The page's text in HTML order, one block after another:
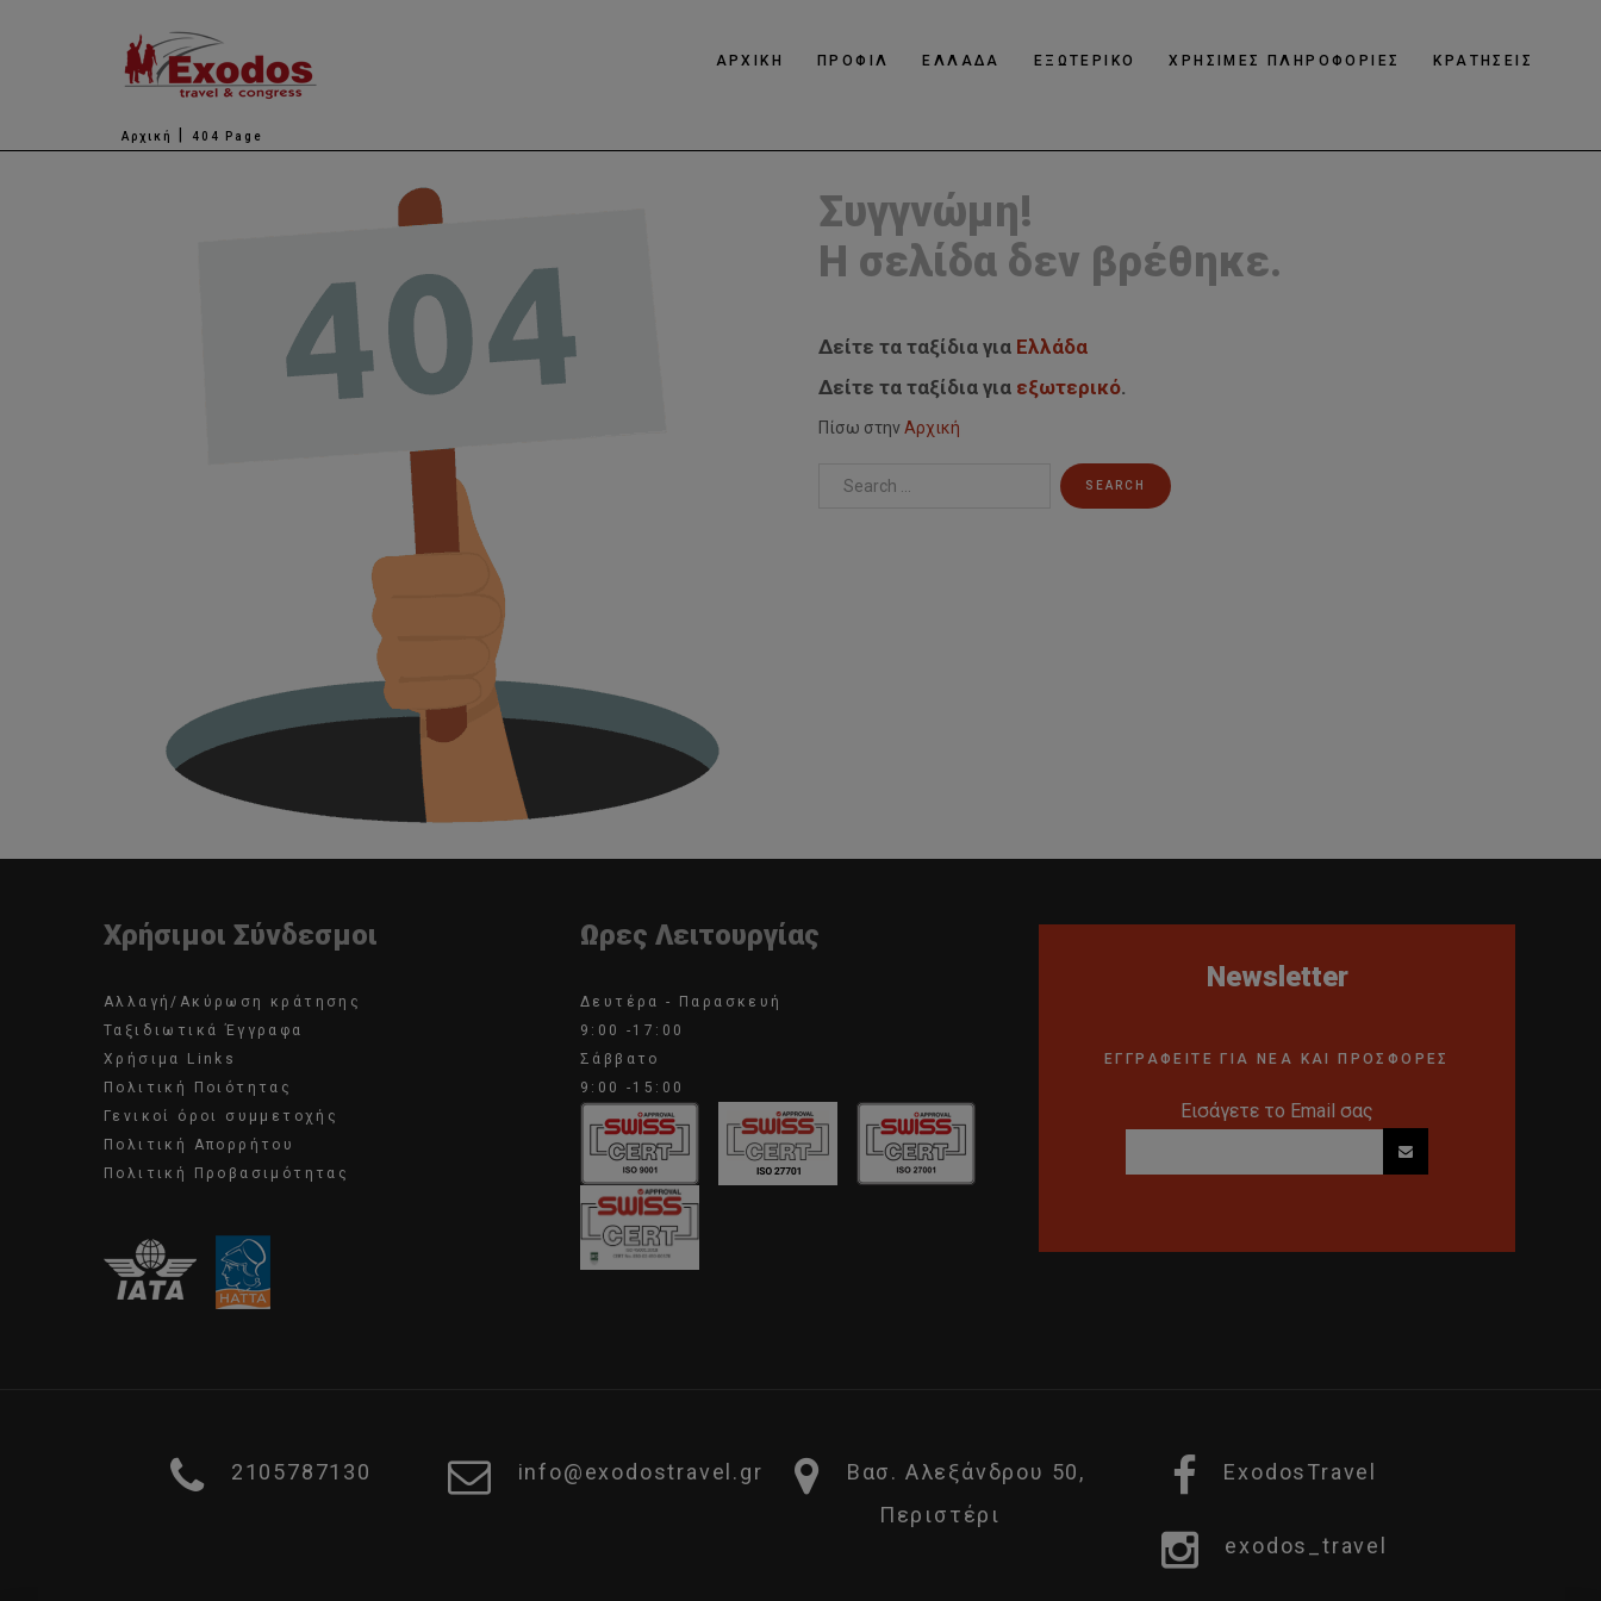
ΑΡΧΙΚΗ ΠΡΟΦΙΛ ΕΛΛΑΔΑ ΕΞΩΤΕΡΙΚΟ ΧΡΗΣΙΜΕΣ ΠΛΗΡΟΦΟΡΙΕΣ ΚΡΑΤΗΣΕΙΣ
Αρχική 404 Page
Συγγνώμη!
Η σελίδα δεν βρέθηκε.
Δείτε τα ταξίδια για Ελλάδα
Δείτε τα ταξίδια για εξωτερικό.
Πίσω στηνΑρχική
Search
SEARCH
Χρήσιμοι Σύνδεσμοι
Αλλαγή/Ακύρωση κράτησης
Ταξιδιωτικά Έγγραφα
Χρήσιμα Links
Πολιτική Ποιότητας
Γενικοί όροι συμμετοχής
Πολιτική Απορρήτου
Πολιτική Προβασιμότητας
Ωρες Λειτουργίας
Δευτέρα - Παρασκευή
9:00 -17:00
Σάββατο
9:00 -15:00
Newsletter
ΕΓΓΡΑΦΕΙΤΕ ΓΙΑ ΝΕΑ ΚΑΙ ΠΡΟΣΦΟΡΕΣ
Εισάγετε το Email σας
2105787130 info@exodostravel.gr
Βασ. Αλεξάνδρου 50,
Περιστέρι
ExodosTravel
exodos_travel